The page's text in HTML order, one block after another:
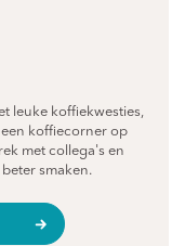
leuke koffiekwesties,
koffiecorner op
met collega's en
smaken.